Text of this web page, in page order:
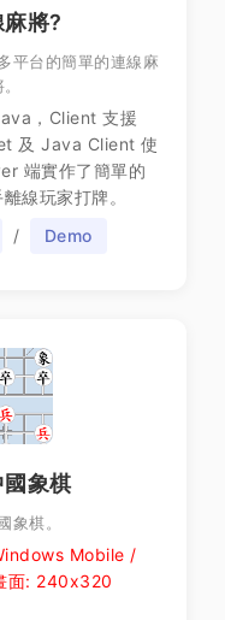
將?
平台的簡單的連線麻
，Client 支援
及 Java Client 使
端實作了簡單的
線玩家打牌。
/ Demo
象棋
象棋。
Mobile /
面: 240x320